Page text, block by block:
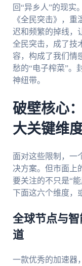
回“异乡人”的现实
《全民突击》，重
迟和频繁的掉线，
全民突击，成了技
容，构成了我们情
愁的“电子榨菜”。
神纽带。
破壁核心
大关键维
面对这些限制，一
决方案。但市面上
要关注的不只是“能
下面这六个维度，
全球节点与
道
一款优秀的加速器